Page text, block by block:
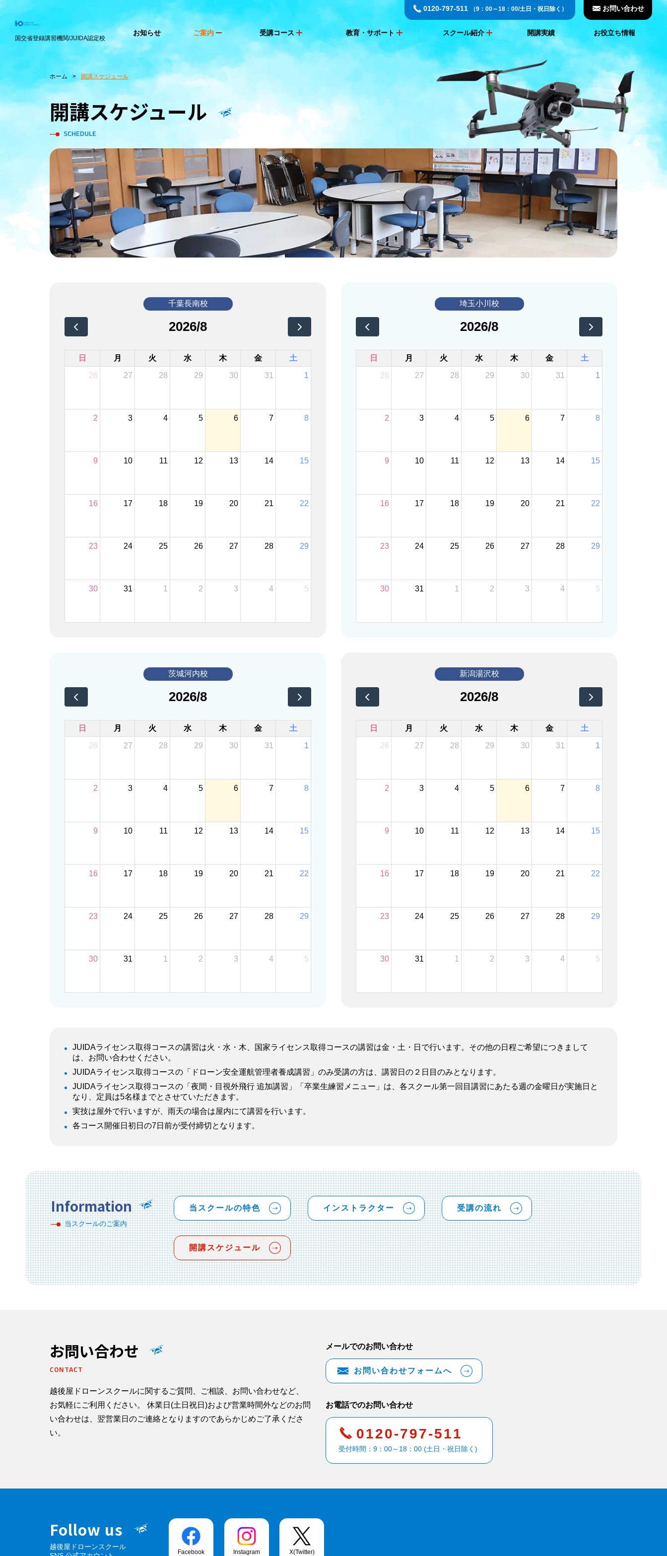
国交省登録講習機関/JUIDA認定校
0120-797-511 （9：00～18：00/土日・祝日除く） お問い合わせ
お知らせ ご案内 受講コース 教育・サポート スクール紹介 開講実績 お役立ち情報
ホーム 開講スケジュール
開講スケジュール
SCHEDULE
千葉長南校
2026/8
日 月 火 水 木 金 土
26 27 28 29 30 31 1
2 3 4 5 6 7 8
9 10 11 12 13 14 15
16 17 18 19 20 21 22
23 24 25 26 27 28 29
30 31 1 2 3 4 5
埼玉小川校
2026/8
日 月 火 水 木 金 土
26 27 28 29 30 31 1
2 3 4 5 6 7 8
9 10 11 12 13 14 15
16 17 18 19 20 21 22
23 24 25 26 27 28 29
30 31 1 2 3 4 5
茨城河内校
2026/8
日 月 火 水 木 金 土
26 27 28 29 30 31 1
2 3 4 5 6 7 8
9 10 11 12 13 14 15
16 17 18 19 20 21 22
23 24 25 26 27 28 29
30 31 1 2 3 4 5
新潟湯沢校
2026/8
日 月 火 水 木 金 土
26 27 28 29 30 31 1
2 3 4 5 6 7 8
9 10 11 12 13 14 15
16 17 18 19 20 21 22
23 24 25 26 27 28 29
30 31 1 2 3 4 5
JUIDAライセンス取得コースの講習は火・水・木、国家ライセンス取得コースの講習は金・土・日で行います。その他の日程ご希望につきまして
は、お問い合わせください。
JUIDAライセンス取得コースの「ドローン安全運航管理者養成講習」のみ受講の方は、講習日の２日目のみとなります。
JUIDAライセンス取得コースの「夜間・目視外飛行 追加講習」「卒業生練習メニュー」は、各スクール第一回目講習にあたる週の金曜日が実施日と
なり、定員は5名様までとさせていただきます。
実技は屋外で行いますが、雨天の場合は屋内にて講習を行います。
各コース開催日初日の7日前が受付締切となります。
Information
当スクールのご案内
当スクールの特色 インストラクター 受講の流れ
開講スケジュール
お問い合わせ
CONTACT
越後屋ドローンスクールに関するご質問、ご相談、お問い合わせなど、
お気軽にご利用ください。 休業日(土日祝日)および営業時間外などのお問
い合わせは、翌営業日のご連絡となりますのであらかじめご了承くださ
い。
メールでのお問い合わせ
お問い合わせフォームへ
お電話でのお問い合わせ
0120-797-511
受付時間：9：00～18：00 (土日・祝日除く)
Follow us
越後屋ドローンスクール
Facebook Instagram X(Twitter)